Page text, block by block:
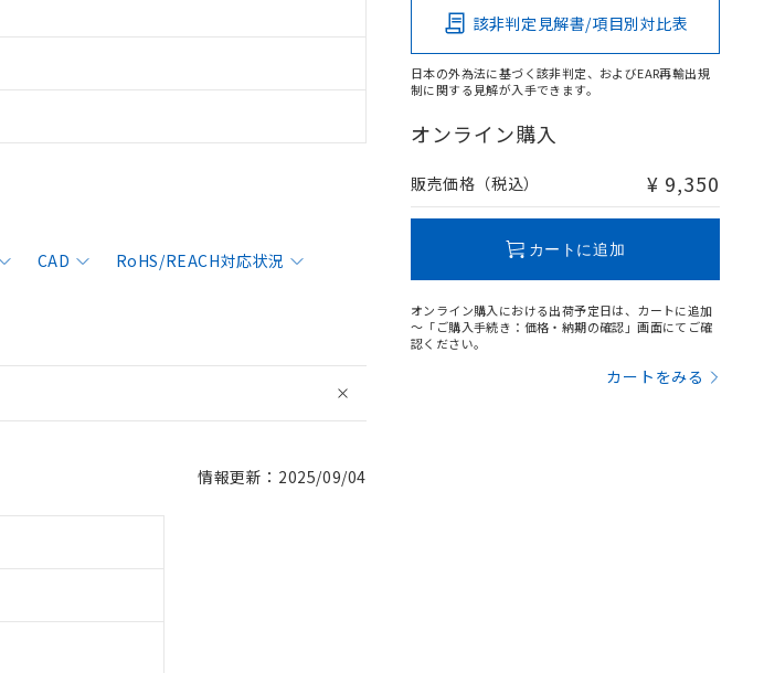
CAD
RoHS/REACH対応状況
情報更新：2025/09/04
該非判定見解書/項目別対比表
日本の外為法に基づく該非判定、およびEAR再輸出規
制に関する見解が入手できます。
オンライン購入
販売価格（税込） ¥ 9,350
カートに追加
オンライン購入における出荷予定日は、カートに追加
～「ご購入手続き：価格・納期の確認」画面にてご確
認ください。
カートをみる